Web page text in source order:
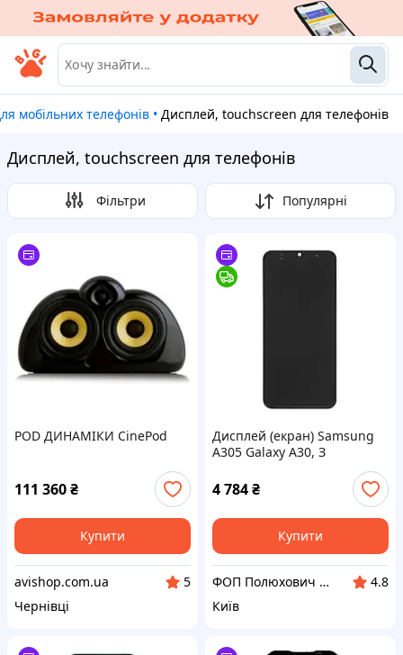
мобільних телефонів • Дисплей, touchscreen для телефонів
Дисплей, touchscreen для телефонів
Фільтри Популярні
POD ДИНАМІКИ CinePod
111 360₴
Купити
avishop.com.ua
5
Чернівці
Дисплей (екран) Samsung
A305 Galaxy A30, З
рамкою, Amoled, Чорний
4 784₴
Купити
ФОП Полюхович Л.Г.
4.8
Київ